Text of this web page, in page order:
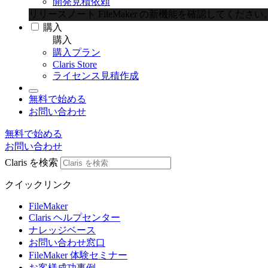
リリースノート
FileMaker の新機能を確認してください。
購入
購入
購入プラン
Claris Store
ライセンス見積作成
無料で始める
お問い合わせ
無料で始める
お問い合わせ
Claris を検索
クイックリンク
FileMaker
Claris ヘルプセンター
ナレッジベース
お問い合わせ窓口
FileMaker 体験セミナー